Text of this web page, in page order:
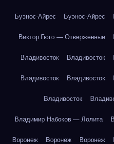
Буэнос-Айрес Буэнос-Айрес
Виктор Гюго — Отверженные
Владивосток Владивосток
Владивосток Владивосток
Владивосток
Владимир Набоков — Лолита
Воронеж Воронеж Воронеж